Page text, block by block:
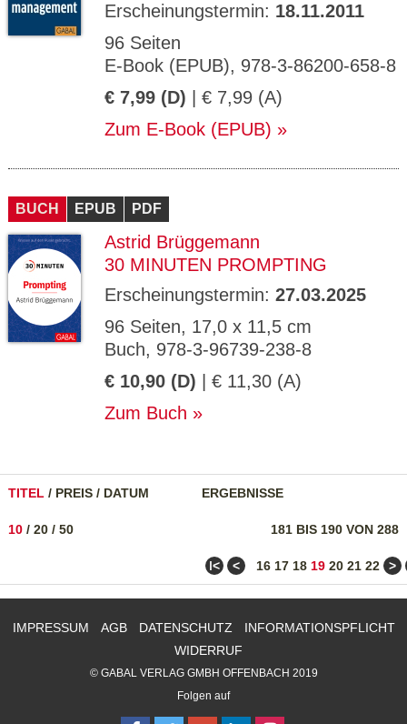
Erscheinungstermin: 18.11.2011
96 Seiten
E-Book (EPUB), 978-3-86200-658-8
€ 7,99 (D) | € 7,99 (A)
Zum E-Book (EPUB)
BUCH EPUB PDF
Astrid Brüggemann
30 MINUTEN PROMPTING
Erscheinungstermin: 27.03.2025
96 Seiten, 17,0 x 11,5 cm
Buch, 978-3-96739-238-8
€ 10,90 (D) | € 11,30 (A)
Zum Buch
TITEL / PREIS / DATUM ERGEBNISSE
181 BIS 190 VON 288
10 / 20 / 50
ǀ< < 16 17 18 19 20 21 22 >
IMPRESSUM AGB DATENSCHUTZ
INFORMATIONSPFLICHT
WIDERRUF
© GABAL VERLAG GMBH OFFENBACH 2019
Folgen auf